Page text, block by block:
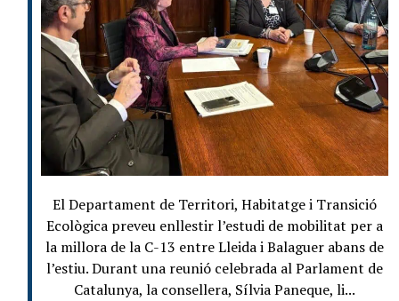
El Departament de Territori, Habitatge i Transició
Ecològica preveu enllestir l’estudi de mobilitat per a
la millora de la C-13 entre Lleida i Balaguer abans de
l’estiu. Durant una reunió celebrada al Parlament de
Catalunya, la consellera, Sílvia Paneque, li...